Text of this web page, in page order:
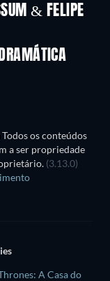
& FELIPE
os conteúdos
a ser propriedade
(3.13.0)
A Casa do